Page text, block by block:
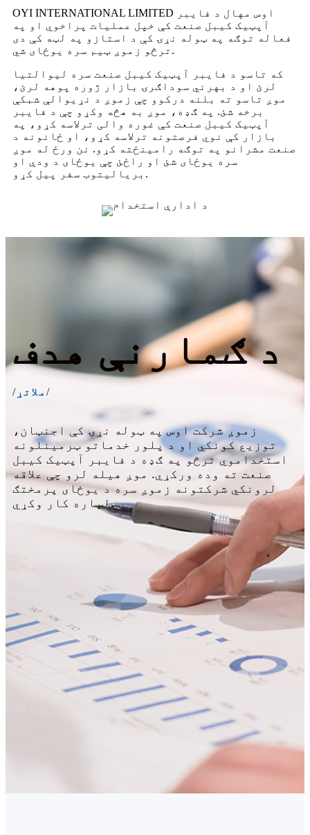
OYI INTERNATIONAL LIMITED اوس مهال د فایبر
آپټیک کیبل صنعت کې خپل عملیات پراخوي او په
فعاله توګه په ټوله نړۍ کې د استازو په لټه کې دی
ترڅو زموږ ټیم سره یوځای شي.
که تاسو د فایبر آپټیک کیبل صنعت سره لیوالتیا
لرئ او د بهرني سوداګرۍ بازار ژوره پوهه لرئ،
موږ تاسو ته بلنه درکوو چې زموږ د نړیوالې شبکې
برخه شئ. په ګډه، موږ به هڅه وکړو چې د فایبر
آپټیک کیبل صنعت کې غوره والی ترلاسه کړو، په
بازار کې نوي فرصتونه ترلاسه کړو، او ځانونه د
صنعت مشرانو په توګه رامینځته کړو. نن ورځ له موږ
سره یوځای شئ او راځئ چې یوځای د ودې او
بریالیتوب سفر پیل کړو.
د ګمارنې هدف
/ملاتړ/
زموږ شرکت اوس په ټوله نړۍ کې اجنټان،
توزیع کونکي او د پلور خدماتو ټرمینلونه
استخداموي ترڅو په ګډه د فایبر آپټیک کیبل
صنعت ته وده ورکړي. موږ هیله لرو چې علاقه
لرونکي شرکتونه زموږ سره د یوځای پرمختګ
لپاره کار وکړي.